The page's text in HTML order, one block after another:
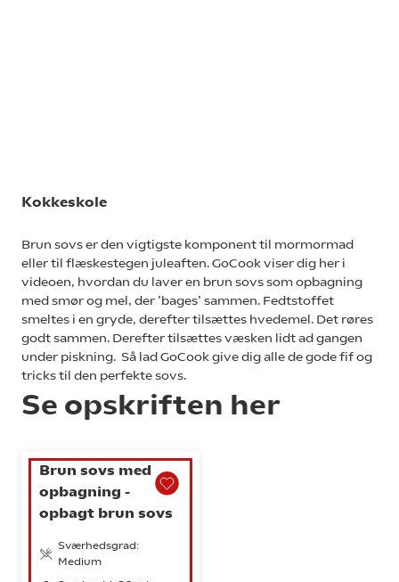
Kokkeskole
Brun sovs er den vigtigste komponent til mormormad
eller til flæskestegen juleaften. GoCook viser dig her i
videoen, hvordan du laver en brun sovs som opbagning
med smør og mel, der ’bages’ sammen. Fedtstoffet
smeltes i en gryde, derefter tilsættes hvedemel. Det røres
godt sammen. Derefter tilsættes væsken lidt ad gangen
under piskning. Så lad GoCook give dig alle de gode fif og
tricks til den perfekte sovs.
Se opskriften her
Brun sovs med
opbagning -
opbagt brun sovs
Sværhedsgrad:
Medium